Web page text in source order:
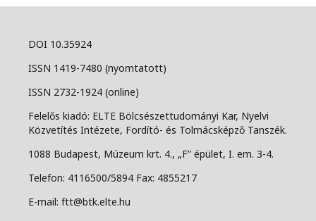
DOI 10.35924
ISSN 1419-7480 (nyomtatott)
ISSN 2732-1924 (online)
Felelős kiadó: ELTE Bölcsészettudományi Kar, Nyelvi
Közvetítés Intézete, Fordító- és Tolmácsképző Tanszék.
1088 Budapest, Múzeum krt. 4., „F” épület, I. em. 3-4.
Telefon: 4116500/5894 Fax: 4855217
E-mail: ftt@btk.elte.hu